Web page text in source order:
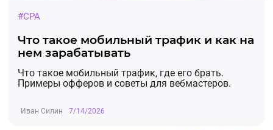
#CPA
Что такое мобильный трафик и как на
нем зарабатывать
Что такое мобильный трафик, где его брать.
Примеры офферов и советы для вебмастеров.
Иван Силин 7/14/2026